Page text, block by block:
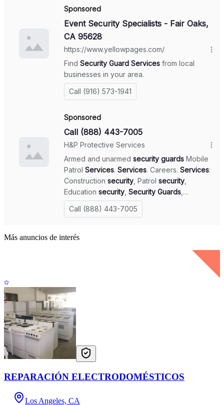
Más anuncios de interés
REPARACIÓN ELECTRODOMÉSTICOS
Los Angeles, CA